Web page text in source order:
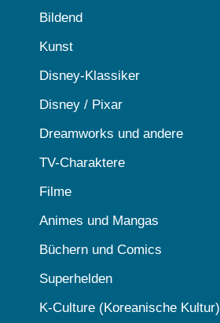
Bildend
Kunst
Disney-Klassiker
Disney / Pixar
Dreamworks und andere
TV-Charaktere
Filme
Animes und Mangas
Büchern und Comics
Superhelden
K-Culture (Koreanische Kultur)